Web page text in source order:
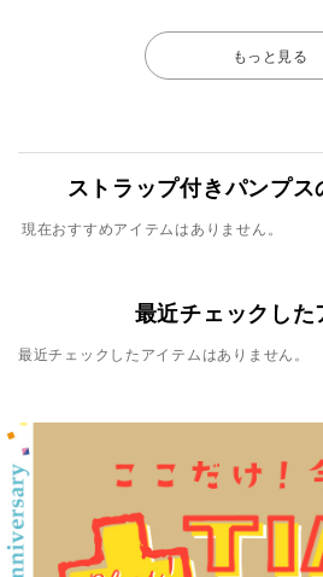
もっと見る
ストラップ付きパンプ
現在おすすめアイテムはありません。
最近チェックした
最近チェックしたアイテムはありません。